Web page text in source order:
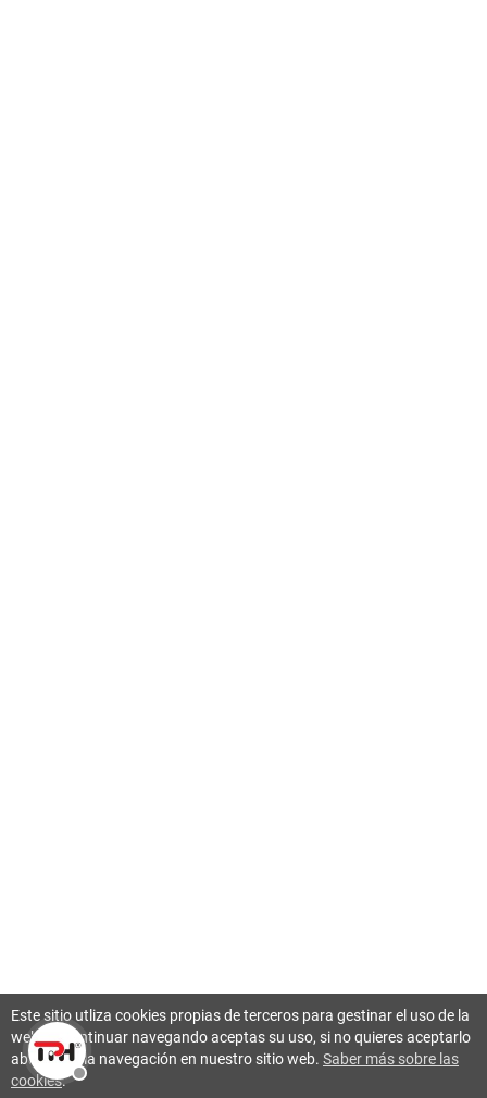
Este sitio utliza cookies propias de terceros para gestinar el uso de la
web. Al continuar navegando aceptas su uso, si no quieres aceptarlo
abandona la navegación en nuestro sitio web. Saber más sobre las
cookies.